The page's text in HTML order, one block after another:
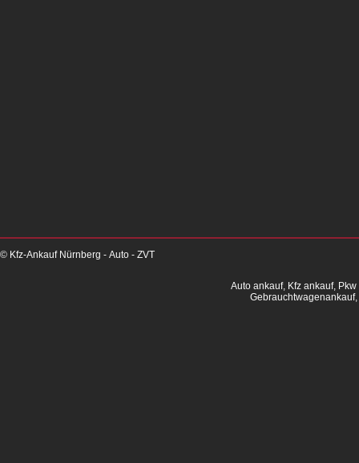
© Kfz-Ankauf Nürnberg - Auto - ZVT
Auto ankauf, Kfz ankauf,